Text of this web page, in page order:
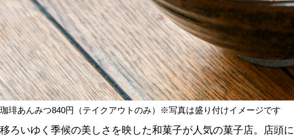
カレーが好き
京都おやつクラブ
私と店のはなし
今月の京みやげ
珈琲あんみつ840円（テイクアウトのみ）※写真は盛り付けイメージです
移ろいゆく季候の美しさを映した和菓子が人気の菓子店。店頭